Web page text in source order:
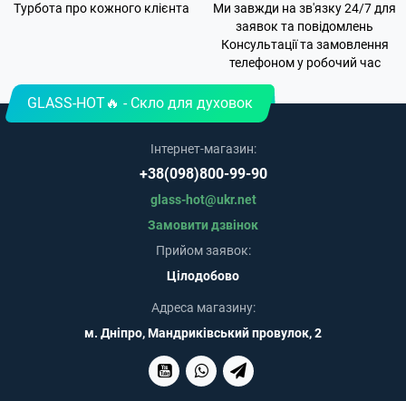
Турбота про кожного клієнта
Ми завжди на зв'язку 24/7 для
заявок та повідомлень
Консультації та замовлення
телефоном у робочий час
GLASS-HOT🔥 - Скло для духовок
Інтернет-магазин:
+38(098)800-99-90
glass-hot@ukr.net
Замовити дзвінок
Прийом заявок:
Цілодобово
Адреса магазину:
м. Дніпро, Мандриківський провулок, 2